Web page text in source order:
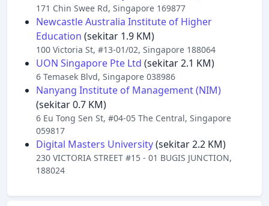
171 Chin Swee Rd, Singapore 169877
Newcastle Australia Institute of Higher
Education (sekitar 1.9 KM)
100 Victoria St, #13-01/02, Singapore 188064
UON Singapore Pte Ltd (sekitar 2.1 KM)
6 Temasek Blvd, Singapore 038986
Nanyang Institute of Management (NIM)
(sekitar 0.7 KM)
6 Eu Tong Sen St, #04-05 The Central, Singapore
059817
Digital Masters University(sekitar 2.2 KM)
230 VICTORIA STREET #15 - 01 BUGIS JUNCTION,
188024